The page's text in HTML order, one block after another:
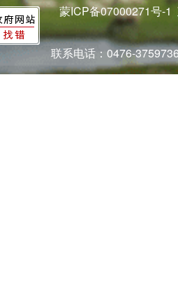
蒙ICP备07000271号-1
联系电话：0476-